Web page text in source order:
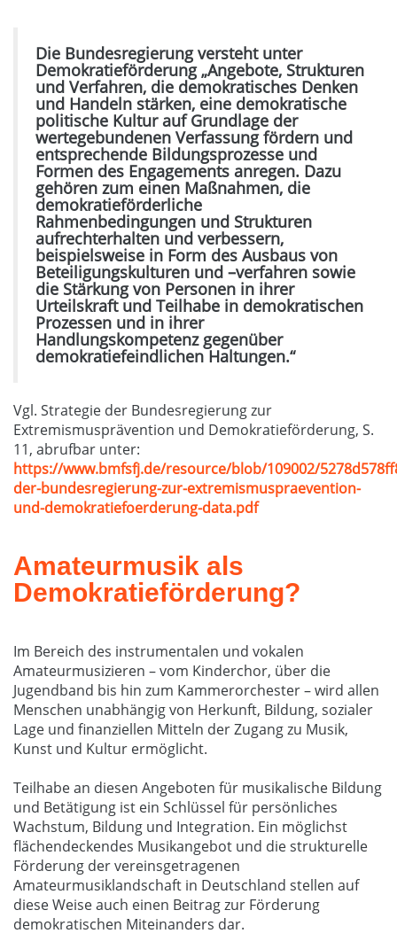
Die Bundesregierung versteht unter
Demokratieförderung „Angebote, Strukturen
und Verfahren, die demokratisches Denken
und Handeln stärken, eine demokratische
politische Kultur auf Grundlage der
wertegebundenen Verfassung fördern und
entsprechende Bildungsprozesse und
Formen des Engagements anregen. Dazu
gehören zum einen Maßnahmen, die
demokratieförderliche
Rahmenbedingungen und Strukturen
aufrechterhalten und verbessern,
beispielsweise in Form des Ausbaus von
Beteiligungskulturen und –verfahren sowie
die Stärkung von Personen in ihrer
Urteilskraft und Teilhabe in demokratischen
Prozessen und in ihrer
Handlungskompetenz gegenüber
demokratiefeindlichen Haltungen.“
Vgl. Strategie der Bundesregierung zur
Extremismusprävention und Demokratieförderung, S.
11, abrufbar unter:
https://www.bmfsfj.de/resource/blob/109002/
der-bundesregierung-zur-extremismuspraevention-
und-demokratiefoerderung-data.pdf
Amateurmusik als
Demokratieförderung?
Im Bereich des instrumentalen und vokalen
Amateurmusizieren – vom Kinderchor, über die
Jugendband bis hin zum Kammerorchester – wird allen
Menschen unabhängig von Herkunft, Bildung, sozialer
Lage und finanziellen Mitteln der Zugang zu Musik,
Kunst und Kultur ermöglicht.
Teilhabe an diesen Angeboten für musikalische Bildung
und Betätigung ist ein Schlüssel für persönliches
Wachstum, Bildung und Integration. Ein möglichst
flächendeckendes Musikangebot und die strukturelle
Förderung der vereinsgetragenen
Amateurmusiklandschaft in Deutschland stellen auf
diese Weise auch einen Beitrag zur Förderung
demokratischen Miteinanders dar.